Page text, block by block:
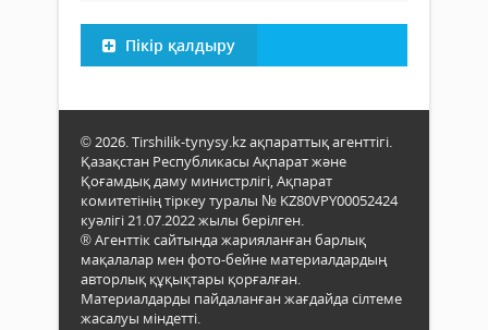
Пікір қалдыру
© 2026. Tirshilik-tynysy.kz ақпараттық агенттігі.
Қазақстан Республикасы Ақпарат және
Қоғамдық даму министрлігі, Ақпарат
комитетінің тіркеу туралы № KZ80VPY00052424
куәлігі 21.07.2022 жылы берілген.
® Агенттік сайтында жарияланған барлық
мақалалар мен фото-бейне материалдардың
авторлық құқықтары қорғалған.
Материалдарды пайдаланған жағдайда сілтеме
жасалуы міндетті.